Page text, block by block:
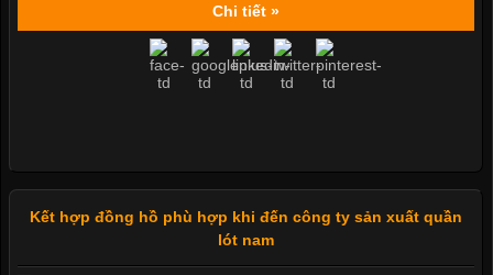
Chi tiết »
Kết hợp đồng hồ phù hợp khi đến công ty sản xuất quần
lót nam